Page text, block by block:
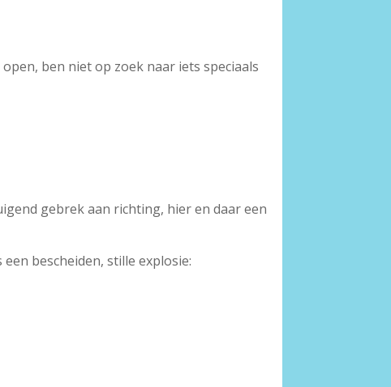
ben niet op zoek naar iets speciaals
gebrek aan richting, hier en daar een
bescheiden, stille explosie: